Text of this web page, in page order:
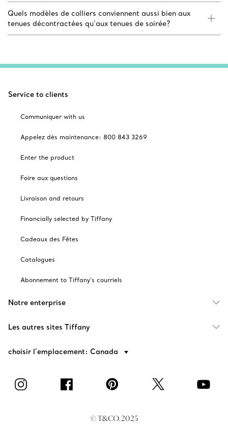
Quels modèles de colliers conviennent aussi bien aux
tenues décontractées qu’aux tenues de soirée?
Service to clients
Communiquer with us
Appelez dès maintenance: 800 843 3269
Enter the product
Foire aux questions
Livraison and retours
Financially selected by Tiffany
Cadeaux des Fêtes
Catalogues
Abonnement to Tiffany's courriels
Notre enterprise
Les autres sites Tiffany
choisir l’emplacement: Canada
© T&CO. 2025